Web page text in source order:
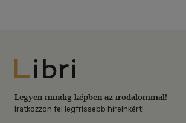
Libri
Legyen mindig képben az irodalommal!
Iratkozzon fel legfrissebb híreinkért!